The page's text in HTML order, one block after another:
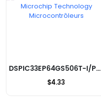
DSPIC33EP64GS506T-I/PT Microchip Technology Microcontrôleurs
$4.33